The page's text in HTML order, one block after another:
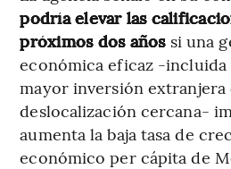
podría elevar las
próximos dos años si una
económica eficaz -
mayor inversión extranjera
deslocalización cercana-
aumenta la baja tasa de
económico per cápita de